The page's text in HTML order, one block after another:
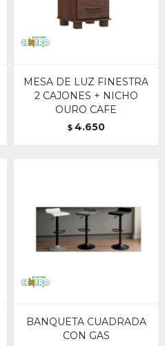
MESA DE LUZ FINESTRA
2 CAJONES + NICHO
OURO CAFE
$ 4.650
BANQUETA CUADRADA
CON GAS